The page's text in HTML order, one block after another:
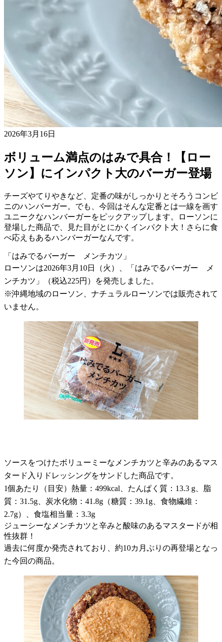
2026年3月16日
ボリューム満点のはみで具合！【ロー
ソン】にインパクト大のバーガー登場
チーズやてりやきなど、定番の味がしっかりとそろうコンビ
ニのハンバーガー。でも、今回はそんな定番とは一線を画す
ユニークなハンバーガーをピックアップします。ローソンに
登場した商品で、見た目がとにかくインパクト大！さらに食
べ応えもあるハンバーガーなんです。
「はみでるバーガー メンチカツ」
ローソンは2026年3月10日（火）、「はみでるバーガー メ
ンチカツ」（税込225円）を発売しました。
※沖縄地域のローソン、ナチュラルローソンでは販売されて
いません。
ソースをつけたボリューミーなメンチカツと辛みのあるマス
タード入りドレッシングをサンドした商品です。
1個あたり（目安）熱量：499kcal、たんぱく質：13.3 g、脂
質：31.5g、炭水化物：41.8g（糖質：39.1g、食物繊維：
2.7g）、食塩相当量：3.3g
ジューシーなメンチカツと辛みと酸味のあるマスタードが相
性抜群！
過去に何度か発売されており、約10カ月ぶりの再登場となっ
た今回の商品。